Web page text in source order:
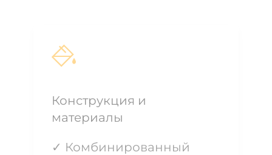
Конструкция и
материалы
✓ Комбинированный